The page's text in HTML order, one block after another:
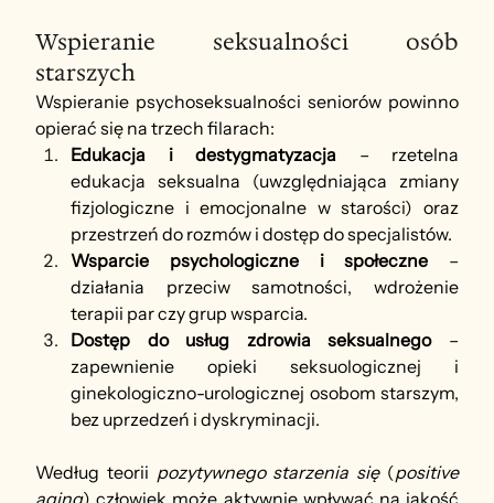
Wspieranie seksualności osób
starszych
Wspieranie psychoseksualności seniorów powinno
opierać się na trzech filarach:
Edukacja i destygmatyzacja – rzetelna
edukacja seksualna (uwzględniająca zmiany
fizjologiczne i emocjonalne w starości) oraz
przestrzeń do rozmów i dostęp do specjalistów.
Wsparcie psychologiczne i społeczne –
działania przeciw samotności, wdrożenie
terapii par czy grup wsparcia.
Dostęp do usług zdrowia seksualnego –
zapewnienie opieki seksuologicznej i
ginekologiczno-urologicznej osobom starszym,
bez uprzedzeń i dyskryminacji.
Według teorii pozytywnego starzenia się (positive